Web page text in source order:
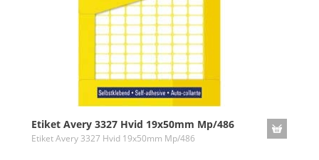
Etiket Avery 3327 Hvid 19x50mm Mp/486
Etiket Avery 3327 Hvid 19x50mm Mp/486